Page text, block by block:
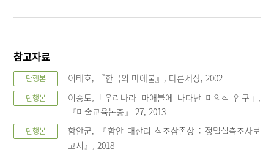
참고자료
단행본 이태호, 『한국의 마애불』, 다른세상, 2002
단행본 이송도, ｢우리나라 마애불에 나타난 미의식 연구｣,
『미술교육논총 』 27, 2013
단행본 함안군, 『 함안 대산리 석조삼존상 : 정밀실측조사보
고서 』 , 2018